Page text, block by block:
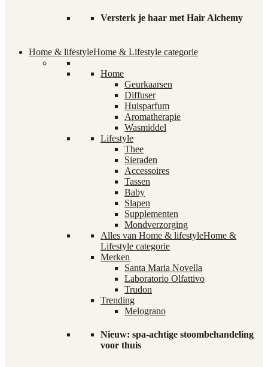
Versterk je haar met Hair Alchemy
Home & lifestyleHome & Lifestyle categorie
Home
Geurkaarsen
Diffuser
Huisparfum
Aromatherapie
Wasmiddel
Lifestyle
Thee
Sieraden
Accessoires
Tassen
Baby
Slapen
Supplementen
Mondverzorging
Alles van Home & lifestyleHome &
Lifestyle categorie
Merken
Santa Maria Novella
Laboratorio Olfattivo
Trudon
Trending
Melograno
Nieuw: spa-achtige stoombehandeling
voor thuis